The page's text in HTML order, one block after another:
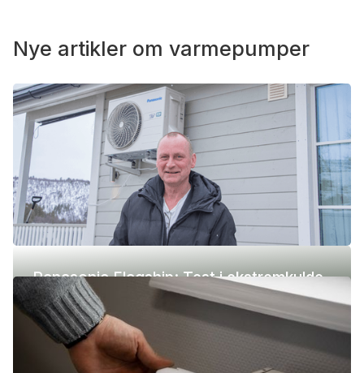
Nye artikler om varmepumper
Panasonic Flagship: Test i ekstremkulde
(-42 °C)